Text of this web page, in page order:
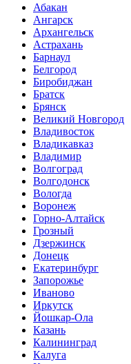
Абакан
Ангарск
Архангельск
Астрахань
Барнаул
Белгород
Биробиджан
Братск
Брянск
Великий Новгород
Владивосток
Владикавказ
Владимир
Волгоград
Волгодонск
Вологда
Воронеж
Горно-Алтайск
Грозный
Дзержинск
Донецк
Екатеринбург
Запорожье
Иваново
Иркутск
Йошкар-Ола
Казань
Калининград
Калуга